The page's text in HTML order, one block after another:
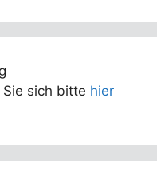
sich bitte hier